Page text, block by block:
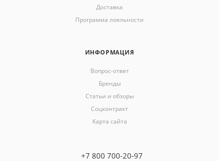
Доставка
Программа лояльности
ИНФОРМАЦИЯ
Вопрос-ответ
Бренды
Статьи и обзоры
Соцконтракт
Карта сайта
+7 800 700-20-97